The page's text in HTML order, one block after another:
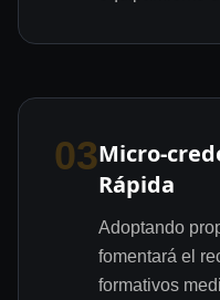
03Micro-
Rápida
Adoptando
fomentará el
formativos